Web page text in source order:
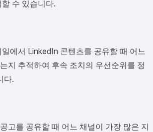
수 있습니다.
에서 LinkedIn 콘텐츠를 공유할 때 어느
지 추적하여 후속 조치의 우선순위를 정
다.
고를 공유할 때 어느 채널이 가장 많은 지